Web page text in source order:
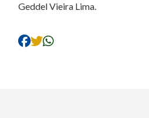
Geddel Vieira Lima.